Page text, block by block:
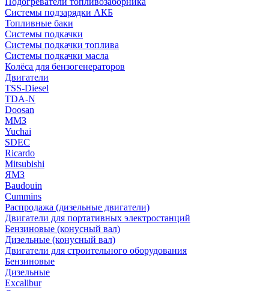
Системы подзарядки АКБ
Топливные баки
Системы подкачки
Системы подкачки топлива
Системы подкачки масла
Колёса для бензогенераторов
Двигатели
TSS-Diesel
TDA-N
Doosan
ММЗ
Yuchai
SDEC
Ricardo
Mitsubishi
ЯМЗ
Baudouin
Cummins
Распродажа (дизельные двигатели)
Двигатели для портативных электростанций
Бензиновые (конусный вал)
Дизельные (конусный вал)
Двигатели для строительного оборудования
Бензиновые
Дизельные
Excalibur